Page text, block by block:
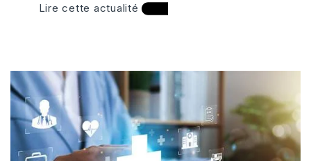
Lire cette actualité